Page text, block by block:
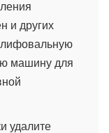
и других
машину для
удалите